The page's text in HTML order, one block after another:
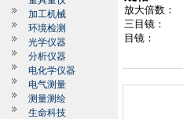
加工机械
环境检测
光学仪器
分析仪器
电化学仪器
电气测量
测量测绘
生命科技
放大倍数：
三目镜：
目镜：